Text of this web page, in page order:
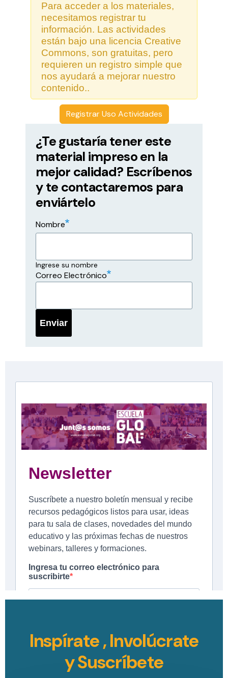
Para acceder a los materiales,
necesitamos registrar tu
información. Las actividades
están bajo una licencia Creative
Commons, son gratuitas, pero
requieren un registro simple que
nos ayudará a mejorar nuestro
contenido..
Registrar Uso Actividades
¿Te gustaría tener este
material impreso en la
mejor calidad? Escríbenos
y te contactaremos para
enviártelo
Nombre
Ingrese su nombre
Correo Electrónico
Inspírate , Involúcrate
y Suscríbete